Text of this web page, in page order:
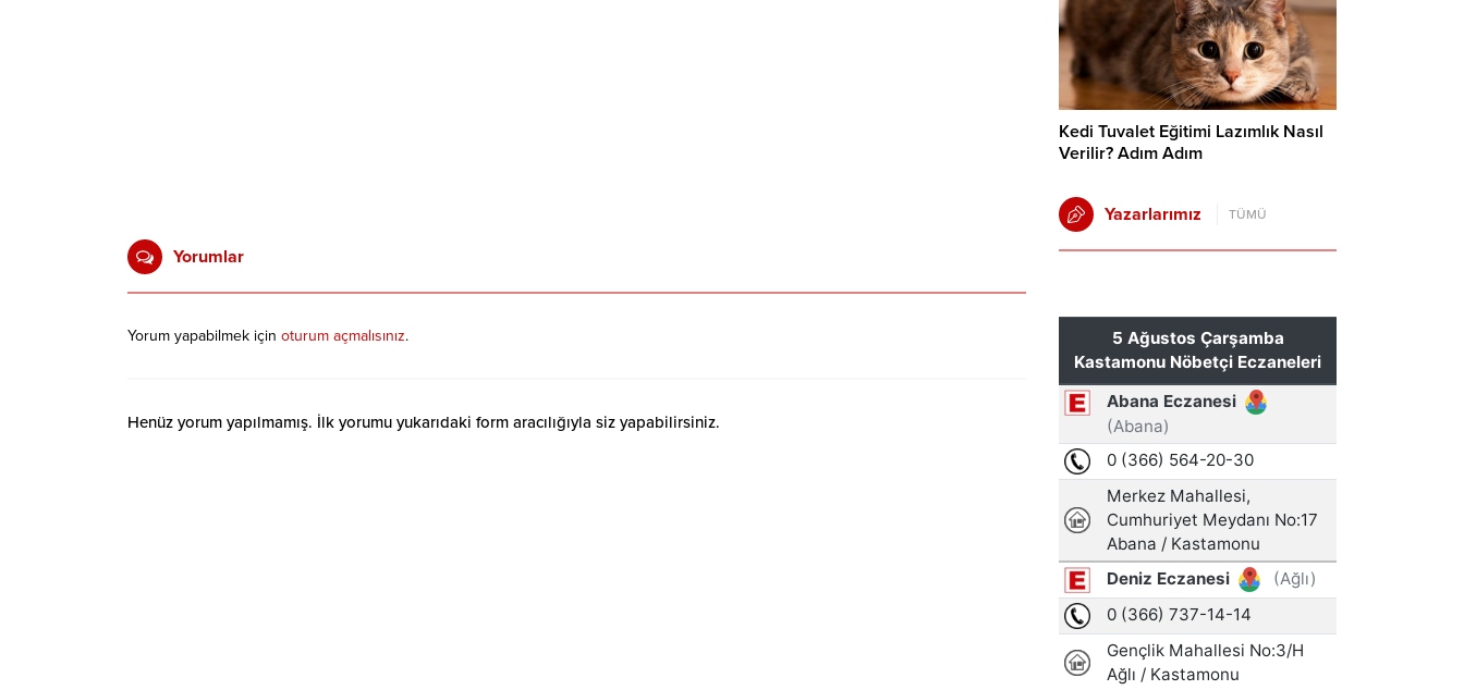
Yorumlar
Yorum yapabilmek için oturum açmalısınız.
Henüz yorum yapılmamış. İlk yorumu yukarıdaki form aracılığıyla siz yapabilirsiniz.
Kedi Tuvalet Eğitimi Lazımlık Nasıl
Verilir? Adım Adım
Yazarlarımız TÜMÜ